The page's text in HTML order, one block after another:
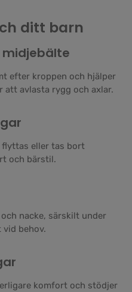
ditt barn
midjebälte
efter kroppen och hjälper
avlasta rygg och axlar.
flyttas eller tas bort
och bärstil.
nacke, särskilt under
behov.
komfort och stödjer